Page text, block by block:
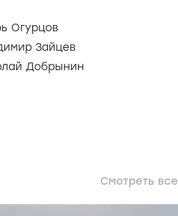
Огурцов
Зайцев
Добрынин
Смотреть все